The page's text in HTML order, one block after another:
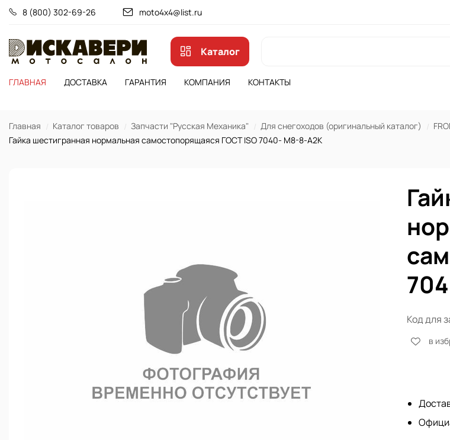
8 (800) 302-69-26 moto4x4@list.ru
Каталог
ГЛАВНАЯ
ДОСТАВКА ГАРАНТИЯ КОМПАНИЯ КОНТАКТЫ
Главная Каталог товаров Запчасти "Русская Механика" Для снегоходов (оригинальный каталог)
Гайка шестигранная нормальная самостопорящаяся ГОСТ ISO 7040- M8-8-А2К
Код для
в